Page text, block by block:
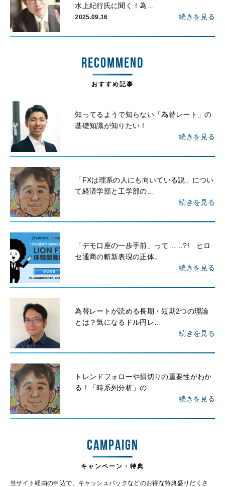
水上紀行氏に聞く！為…
2025.09.16 続きを見る
RECOMMEND
おすすめ記事
知ってるようで知らない「為替レート」の
基礎知識が知りたい！
続きを見る
「FXは理系の人にも向いている説」につい
て経済学部と工学部の…
続きを見る
「デモ口座の一歩手前」って……?! ヒロ
セ通商の斬新表現の正体。
続きを見る
為替レートが読める長期・短期2つの理論
とは？気になるドル円レ…
続きを見る
トレンドフォローや損切りの重要性がわか
る！「時系列分析」の…
続きを見る
CAMPAIGN
キャンペーン・特典
当サイト経由の申込で、キャッシュバックなどのお得な特典盛りだくさ